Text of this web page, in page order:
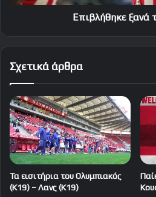
Επιβλήθηκε ξανά
Σχετικά άρθρα
Τα εισιτήρια του Ολυμπιακός
(Κ19) – Λανς (Κ19)